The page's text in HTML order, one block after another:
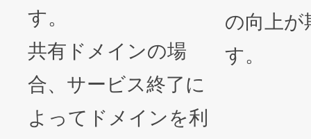
す。
共有ドメインの場
合、サービス終了に
よってドメインを利
の向上が
す。